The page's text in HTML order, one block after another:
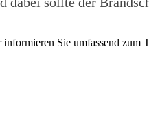
informieren Sie umfassend zum